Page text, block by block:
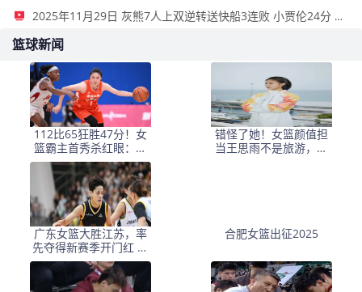
2025年11月29日 灰熊7人上双逆转送快船3连败 小贾伦24分 小卡赛季新高39分
篮球新闻
112比65狂胜47分！女
篮霸主首秀杀红眼：没
李梦韩旭还是争冠大热
错怪了她！女篮颜值担
当王思雨不是旅游，而
广东女篮大胜江苏，率
先夺得新赛季开门红 杨
舒予全面发挥引领球队
逆转
合肥女篮出征2025